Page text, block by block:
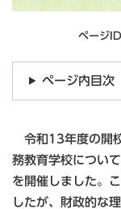
ページ
ページ内目次
令和13年度の開
務教育学校につい
を開催しました。
したが、財政的な